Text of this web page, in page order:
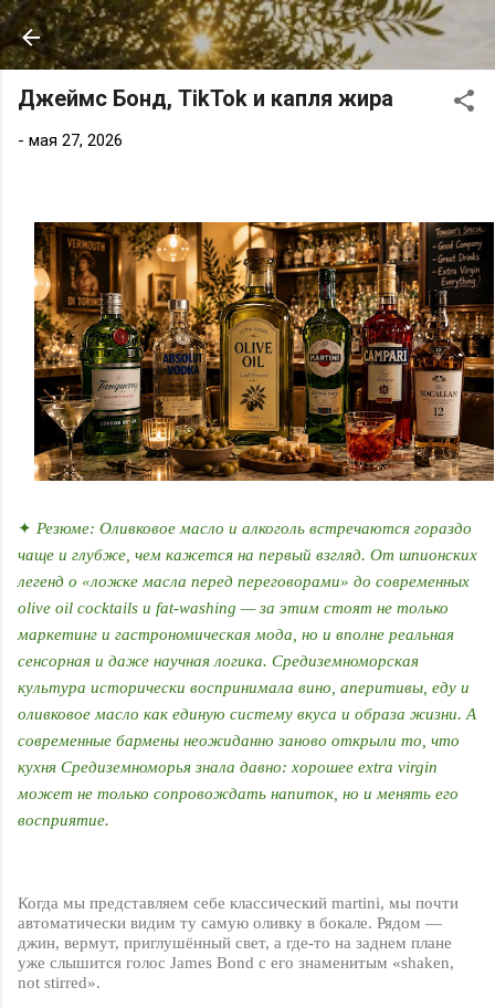
К основному контенту
Джеймс Бонд, TikTok и капля жира
- мая 27, 2026
✦ Резюме: Оливковое масло и алкоголь встречаются гораздо
чаще и глубже, чем кажется на первый взгляд. От шпионских
легенд о «ложке масла перед переговорами» до современных
olive oil cocktails и fat-washing — за этим стоят не только
маркетинг и гастрономическая мода, но и вполне реальная
сенсорная и даже научная логика. Средиземноморская
культура исторически воспринимала вино, аперитивы, еду и
оливковое масло как единую систему вкуса и образа жизни. А
современные бармены неожиданно заново открыли то, что
кухня Средиземноморья знала давно: хорошее extra virgin
может не только сопровождать напиток, но и менять его
восприятие.
Когда мы представляем себе классический martini, мы почти
автоматически видим ту самую оливку в бокале. Рядом —
джин, вермут, приглушённый свет, а где-то на заднем плане
уже слышится голос James Bond с его знаменитым «shaken,
not stirred».